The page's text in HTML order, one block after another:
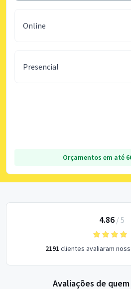
Online
Presencial
Orçamentos em até
4.86/ 5
2191 clientes avaliaram
Avaliações de